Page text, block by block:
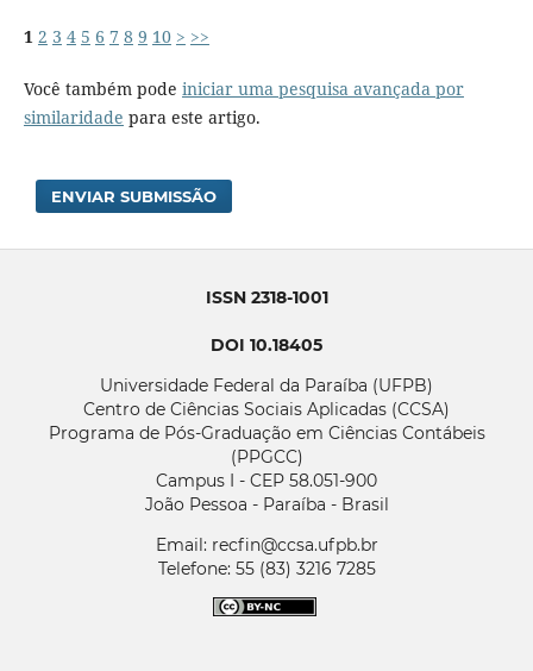
1 2 3 4 5 6 7 8 9 10 > >>
Você também pode iniciar uma pesquisa avançada por
similaridade para este artigo.
ENVIAR SUBMISSÃO
ISSN 2318-1001
DOI 10.18405
Universidade Federal da Paraíba (UFPB)
Centro de Ciências Sociais Aplicadas (CCSA)
Programa de Pós-Graduação em Ciências Contábeis
(PPGCC)
Campus I - CEP 58.051-900
João Pessoa - Paraíba - Brasil
Email: recfin@ccsa.ufpb.br
Telefone: 55 (83) 3216 7285